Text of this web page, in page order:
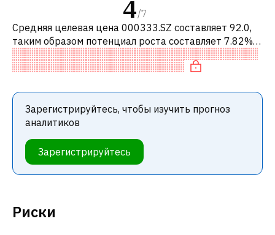
Риски
4/7
Средняя целевая цена 000333.SZ составляет 92.0,
таким образом потенциал роста составляет 7.82%.
Обычно это означает рекомендацию «ДЕРЖАТЬ»
среди инвестиционных компаний.
Зарегистрируйтесь, чтобы изучить прогноз
аналитиков
Зарегистрируйтесь